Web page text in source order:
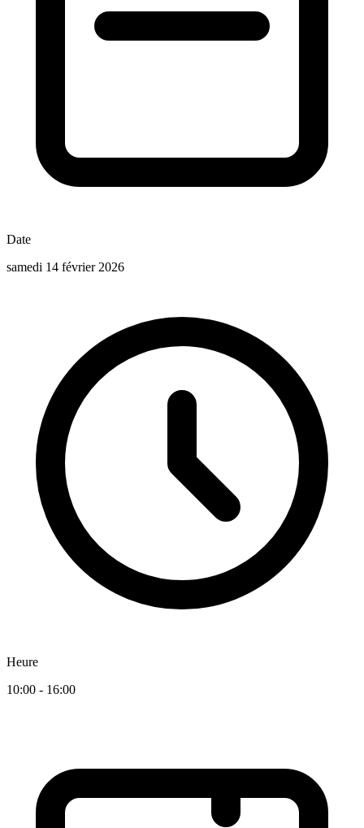
Date
samedi 14 février 2026
Heure
10:00 - 16:00